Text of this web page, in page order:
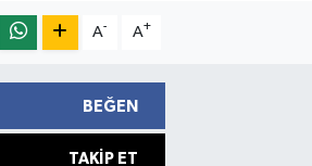
A- A+
BEĞEN
TAKIP ET